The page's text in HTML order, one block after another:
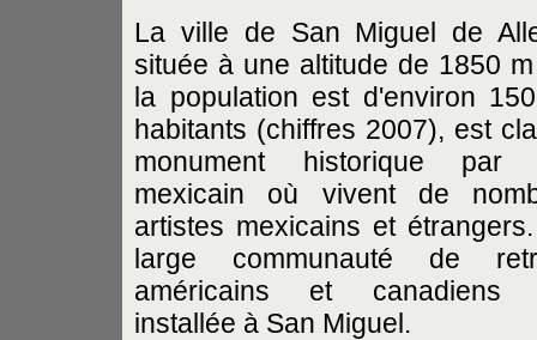
La ville de San Miguel de
située à une altitude de 1850
la population est d'environ
habitants (chiffres 2007), est
monument historique par
mexicain où vivent de
artistes mexicains et
large communauté de
américains et canadiens
installée à San Miguel.